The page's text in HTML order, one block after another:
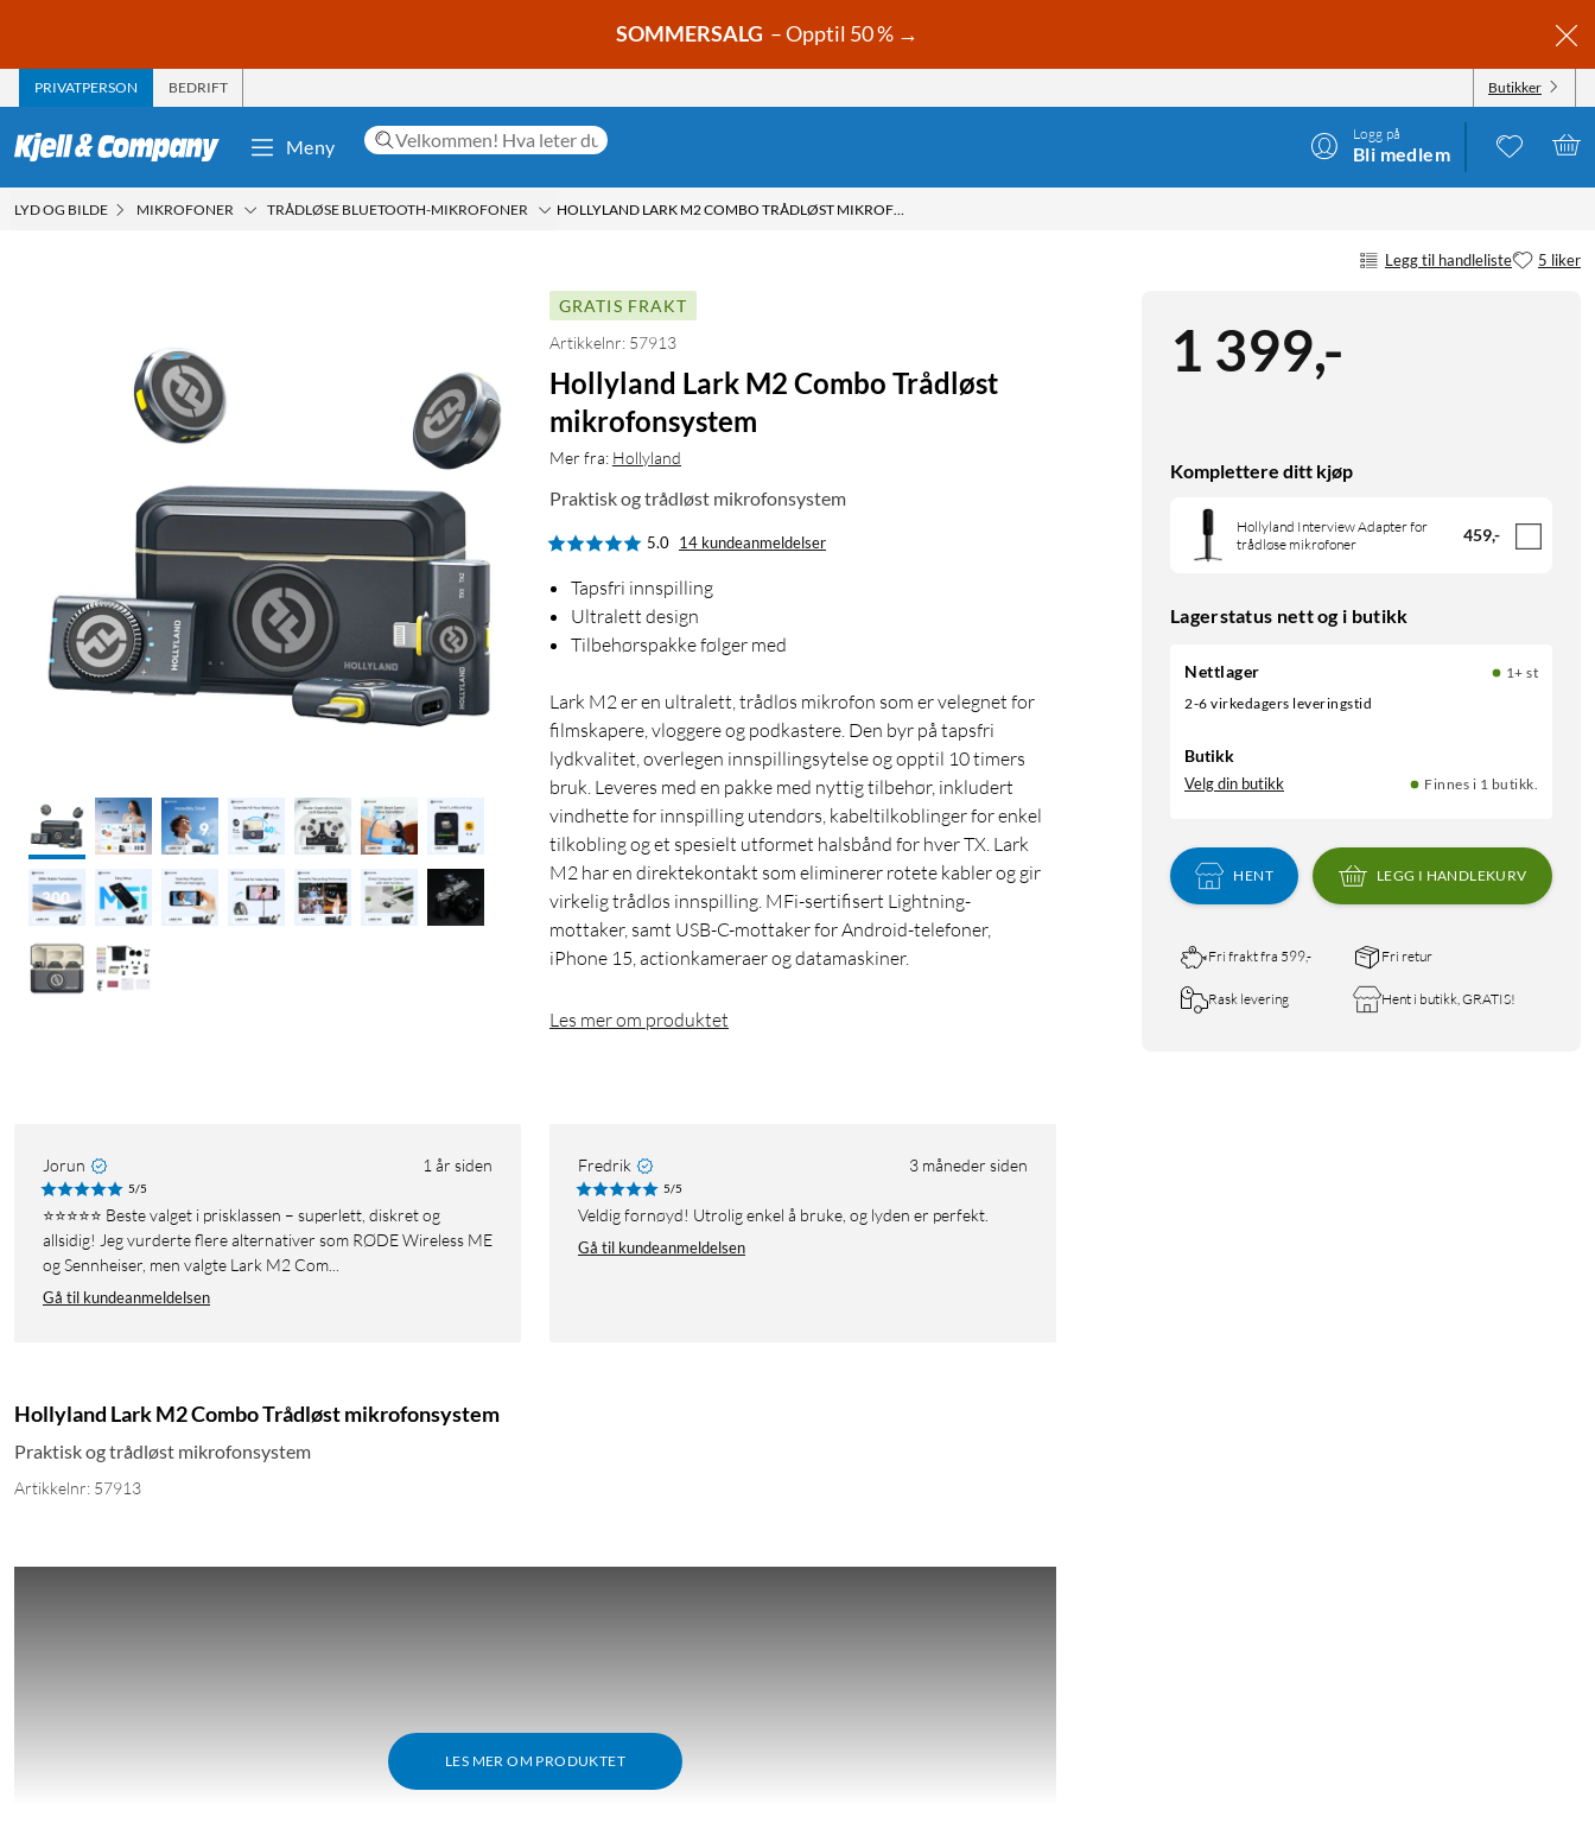
SOMMERSALG – Opptil 50 % →
PRIVATPERSON BEDRIFT Butikker
Meny
Logg på
Bli medlem
LYD OG BILDE MIKROFONER TRÅDLØSE BLUETOOTH-MIKROFONER HOLLYLAND LARK M2 COMBO TRÅDLØST MIKROFONSYSTEM
Legg til handleliste 5 liker
1 399,-
Komplettere ditt kjøp
Hollyland Interview Adapter for
trådløse mikrofoner
459,-
Lagerstatus nett og i butikk
Nettlager
1+ st
2-6 virkedagers leveringstid
Butikk
Velg din butikk Finnes i 1 butikk.
HENT LEGG I HANDLEKURV
Fri frakt fra 599,- Fri retur
Rask levering Hent i butikk, GRATIS!
GRATIS FRAKT
Artikkelnr: 57913
Hollyland Lark M2 Combo Trådløst
mikrofonsystem
Mer fra: Hollyland
Praktisk og trådløst mikrofonsystem
5.0 14 kundeanmeldelser
Tapsfri innspilling
Ultralett design
Tilbehørspakke følger med
Lark M2 er en ultralett, trådløs mikrofon som er velegnet for
filmskapere, vloggere og podkastere. Den byr på tapsfri
lydkvalitet, overlegen innspillingsytelse og opptil 10 timers
bruk. Leveres med en pakke med nyttig tilbehør, inkludert
vindhette for innspilling utendørs, kabeltilkoblinger for enkel
tilkobling og et spesielt utformet halsbånd for hver TX. Lark
M2 har en direktekontakt som eliminerer rotete kabler og gir
virkelig trådløs innspilling. MFi-sertifisert Lightning-
mottaker, samt USB-C-mottaker for Android-telefoner,
iPhone 15, actionkameraer og datamaskiner.
Les mer om produktet
Jorun 1 år siden
5/5
⭐️⭐️⭐️⭐️⭐️ Beste valget i prisklassen – superlett, diskret og
allsidig! Jeg vurderte flere alternativer som RØDE Wireless ME
og Sennheiser, men valgte Lark M2 Com...
Gå til kundeanmeldelsen
Fredrik 3 måneder siden
5/5
Veldig fornøyd! Utrolig enkel å bruke, og lyden er perfekt.
Gå til kundeanmeldelsen
Hollyland Lark M2 Combo Trådløst mikrofonsystem
Praktisk og trådløst mikrofonsystem
Artikkelnr: 57913
LES MER OM PRODUKTET